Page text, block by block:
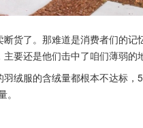
货了。那难道是消费者们的
要还是他们击中了咱们薄弱的
绒服的含绒量都根本不达标